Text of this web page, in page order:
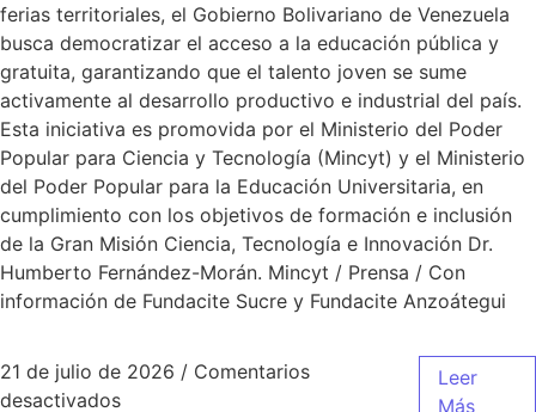
ferias territoriales, el Gobierno Bolivariano de Venezuela
busca democratizar el acceso a la educación pública y
gratuita, garantizando que el talento joven se sume
activamente al desarrollo productivo e industrial del país.
Esta iniciativa es promovida por el Ministerio del Poder
Popular para Ciencia y Tecnología (Mincyt) y el Ministerio
del Poder Popular para la Educación Universitaria, en
cumplimiento con los objetivos de formación e inclusión
de la Gran Misión Ciencia, Tecnología e Innovación Dr.
Humberto Fernández-Morán. Mincyt / Prensa / Con
información de Fundacite Sucre y Fundacite Anzoátegui
21 de julio de 2026 / Comentarios
desactivados
Leer
Más